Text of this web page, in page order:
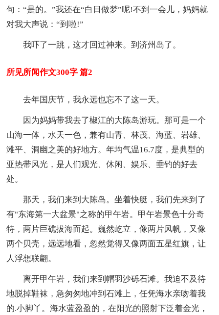
句：“是的。”我还在“白日做梦”呢!不到一会儿，妈妈就
对我大声说：“到啦!”
我吓了一跳，这才回过神来。到济州岛了。
所见所闻作文300字 篇2
去年国庆节，我永远也忘不了这一天。
因为妈妈带我去了椒江的大陈岛游玩。那可是一个
山海一体，水天一色，兼有山青、林茂、海蓝、岩雄、
滩平、洞幽之美的好地方。年均气温16.7度，是典型的
亚热带风光，是人们观光、休闲、娱乐、垂钓的好去
处。
那天，我们来到大陈岛。坐着快艇，我们先来到了
有"东海第一大盆景"之称的甲午岩。甲午岩景色十分奇
特，两片巨礁拔海而起。巍然屹立，像两片风帆，又像
两个贝壳，远远地看，忽然觉得又像两面五星红旗，让
人浮想联翩。
离开甲午岩，我们来到帽羽沙砾石滩。我迫不及待
地脱掉鞋袜，急匆匆地冲到石滩上，任凭海水亲吻着我
的.小脚丫。海水蓝盈盈的，在阳光的照射下泛着金光，